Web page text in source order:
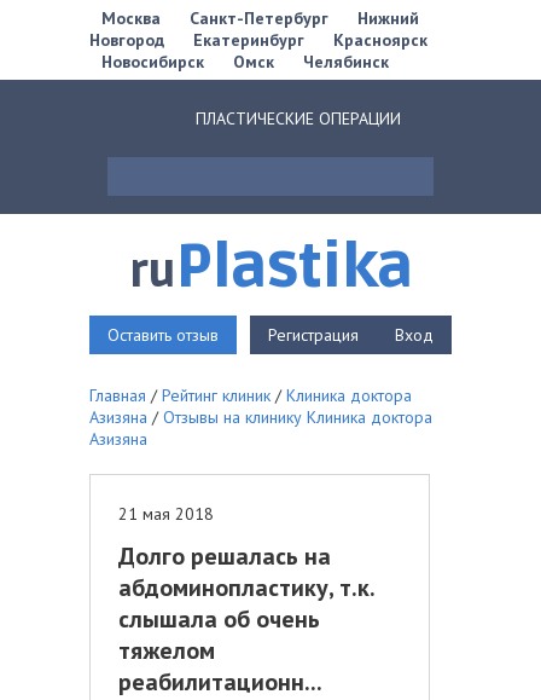
Москва Санкт-Петербург
Нижний
Новгород
Екатеринбург
Красноярск
Новосибирск
Омск Челябинск
ПЛАСТИЧЕСКИЕ ОПЕРАЦИИ
ruPlastika
Оставить отзыв Регистрация Вход
Главная /Рейтинг клиник /Клиника доктора
Азизяна /Отзывы на клинику Клиника доктора
Азизяна
21 мая 2018
Долго решалась на
абдоминопластику, т.к.
слышала об очень
тяжелом
реабилитационн...